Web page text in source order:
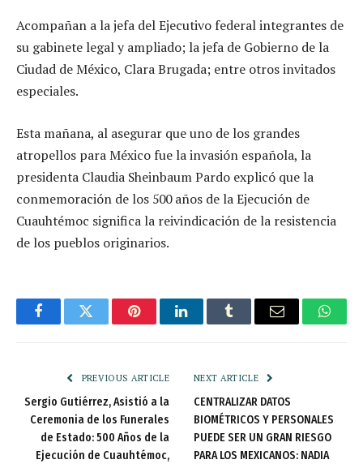
Acompañan a la jefa del Ejecutivo federal integrantes de
su gabinete legal y ampliado; la jefa de Gobierno de la
Ciudad de México, Clara Brugada; entre otros invitados
especiales.
Esta mañana, al asegurar que uno de los grandes
atropellos para México fue la invasión española, la
presidenta Claudia Sheinbaum Pardo explicó que la
conmemoración de los 500 años de la Ejecución de
Cuauhtémoc significa la reivindicación de la resistencia
de los pueblos originarios.
FacebookTwitter PinterestLinkedInTumblr Email
PREVIOUS ARTICLE
Sergio Gutiérrez, Asistió a la
Ceremonia de los Funerales
de Estado: 500 Años de la
Ejecución de Cuauhtémoc,
NEXT ARTICLE
CENTRALIZAR DATOS
BIOMÉTRICOS Y PERSONALES
PUEDE SER UN GRAN RIESGO
PARA LOS MEXICANOS: NADIA